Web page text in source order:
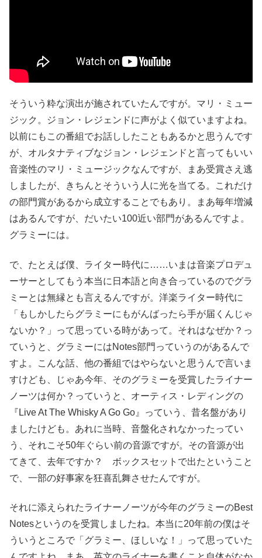
そういう粋な演出が施されていたんですが。マリ・ミュー
ジック。ジョン・レジェンドに声がよく似ていますよね。
以前にもこの番組でお話ししたこともあるかと思うんです
が、オルタナティブなジョン・レジェンドと言ってもいい
音楽性のマリ・ミュージックなんですが、まあ受賞さえ逃
しましたが、きちんとそういう人に光を当てる。これだけ
の部門賞があるから成立することでもあり。まあ毎年増減
はあるんですが、だいたい100近い部門があるんですよ。
グラミーには。
で、たとえば僕、ライター時代に……いまは音楽プロデュ
ーサーとしてもう本当に日本語と向き合っているのでグラ
ミーとは無縁とも言えるんですが。洋楽ライター時代に
「もしかしたらグラミーにもがんばったら手が届くんじゃ
ないか？」って思っている時があって。それはなぜか？っ
ていうと、グラミーにはNotes部門っていうのがあるんで
すよ。こんな話、他の番組ではやらないと思うんで言いま
すけども、じゃあ今年、そのグラミーを受賞したライナー
ノーツは何か？っていうと、オーティス・レディングの
『Live At The Whisky A Go Go』っていう、昔名盤があり
ましたけども。あれに当時、音盤化されなかったってい
う、それこそ50年ぐらい前の音源ですが。その音源が出
てきて、去年ですか？ ボックスセットで出たということ
で、一部の好事家を狂喜乱舞させたんですが。
それに添えられたライナーノーツが今年のグラミーのBest
Notesというのを受賞しましたね。本当に20年前の僕はそ
ういうところで「グラミー、ほしいな！」って思っていた